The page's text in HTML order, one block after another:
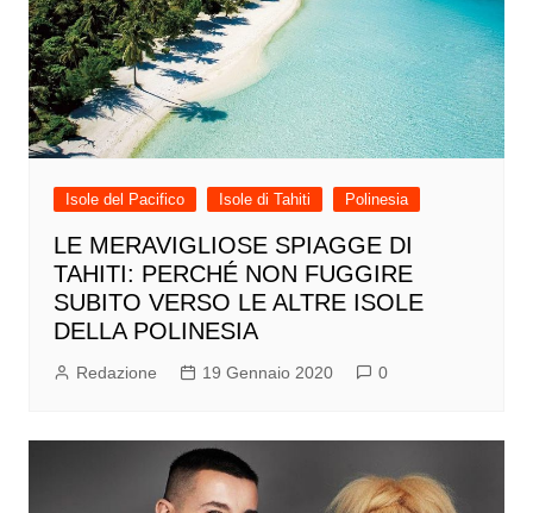
Isole del Pacifico Isole di Tahiti Polinesia
LE MERAVIGLIOSE SPIAGGE DI
TAHITI: PERCHÉ NON FUGGIRE
SUBITO VERSO LE ALTRE ISOLE
DELLA POLINESIA
Redazione 19 Gennaio 2020 0